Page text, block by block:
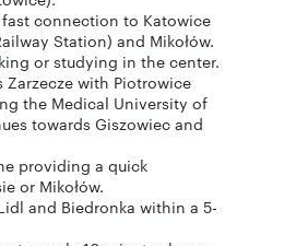
connection to Katowice
Station) and Mikołów.
or studying in the center.
Zarzecze with Piotrowice
the Medical University of
towards Giszowiec and
providing a quick
or Mikołów.
and Biedronka within a 5-